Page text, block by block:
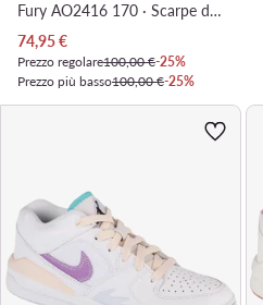
Fury AO2416 170 · Scarpe da boxe
Prezzo attuale
74,95€
Prezzo regolare100,00 €-25%
Prezzo più basso100,00 €-25%